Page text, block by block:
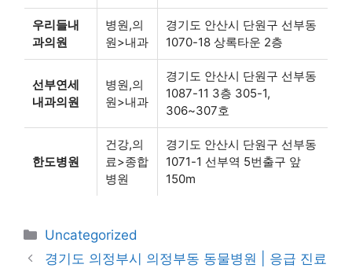
우리들내
과의원
병원,의
원>내과
경기도 안산시 단원구 선부동
1070-18 상록타운 2층
선부연세
내과의원
병원,의
원>내과
경기도 안산시 단원구 선부동
1087-11 3층 305-1,
306~307호
한도병원
건강,의
료>종합
병원
경기도 안산시 단원구 선부동
1071-1 선부역 5번출구 앞
150m
카
테
Uncategorized
경기도 의정부시 의정부동 동물병원 | 응급 진료